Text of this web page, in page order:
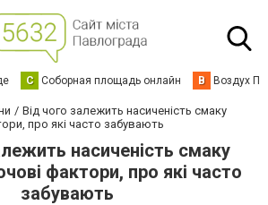
С Соборная площадь онлайн В Воздух
Від чого залежить насиченість смаку
про які часто забувають
насиченість смаку
фактори, про які часто
забувають